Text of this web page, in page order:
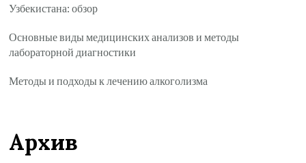
Узбекистана: обзор
Основные виды медицинских анализов и методы
лабораторной диагностики
Методы и подходы к лечению алкоголизма
Архив